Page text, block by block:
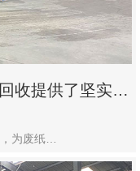
收提供了坚实的
为废纸…